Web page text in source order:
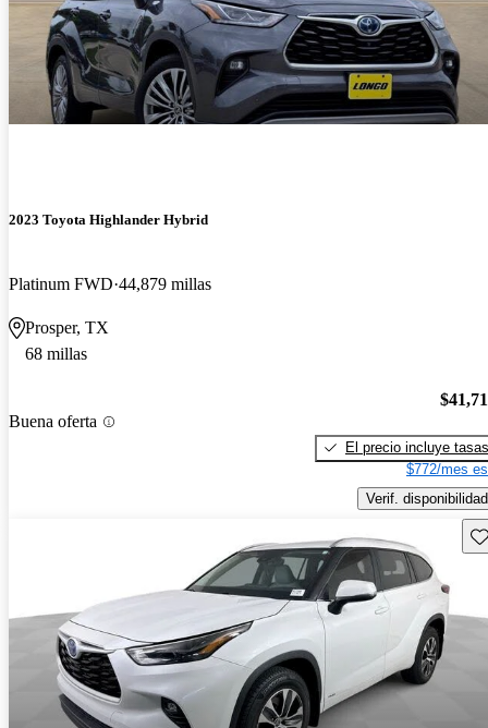
2023 Toyota Highlander Hybrid
Platinum FWD 44,879 millas
Prosper, TX
68 millas
Buena oferta
El precio incluye tasas
$772/mes
Verif. disponibilidad